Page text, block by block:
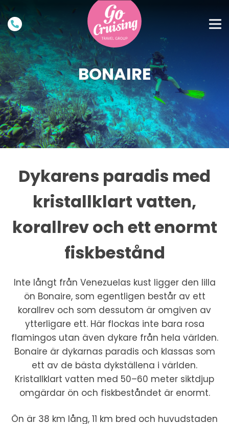
BONAIRE
Dykarens paradis med
kristallklart vatten,
korallrev och ett enormt
fiskbestånd
Inte långt från Venezuelas kust ligger den lilla
ön Bonaire, som egentligen består av ett
korallrev och som dessutom är omgiven av
ytterligare ett. Här flockas inte bara rosa
flamingos utan även dykare från hela världen.
Bonaire är dykarnas paradis och klassas som
ett av de bästa dykställena i världen.
Kristallklart vatten med 50–60 meter siktdjup
omgärdar ön och fiskbeståndet är enormt.
Ön är 38 km lång, 11 km bred och huvudstaden